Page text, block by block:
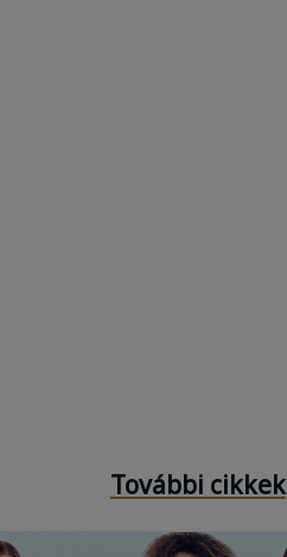
További cikkek